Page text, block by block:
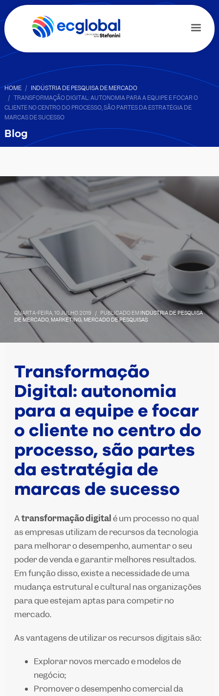
HOME
INDÚSTRIA DE PESQUISA DE MERCADO
TRANSFORMAÇÃO DIGITAL: AUTONOMIA PARA A EQUIPE E FOCAR O
CLIENTE NO CENTRO DO PROCESSO, SÃO PARTES DA ESTRATÉGIA DE
MARCAS DE SUCESSO
Blog
QUARTA-FEIRA, 10 JULHO 2019 / PUBLICADO EM INDÚSTRIA DE PESQUISA
DE MERCADO, MARKETING, MERCADO DE PESQUISAS
Transformação
Digital: autonomia
para a equipe e focar
o cliente no centro do
processo, são partes
da estratégia de
marcas de sucesso
Atransformação digital é um processo no qual
as empresas utilizam de recursos da tecnologia
para melhorar o desempenho, aumentar o seu
poder de venda e garantir melhores resultados.
Em função disso, existe a necessidade de uma
mudança estrutural e cultural nas organizações
para que estejam aptas para competir no
mercado.
As vantagens de utilizar os recursos digitais são:
Explorar novos mercado e modelos de
negócio;
Promover o desempenho comercial da